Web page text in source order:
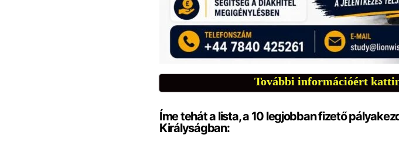
További információért
Íme tehát a lista, a 10 legjobban fizető
Királyságban: